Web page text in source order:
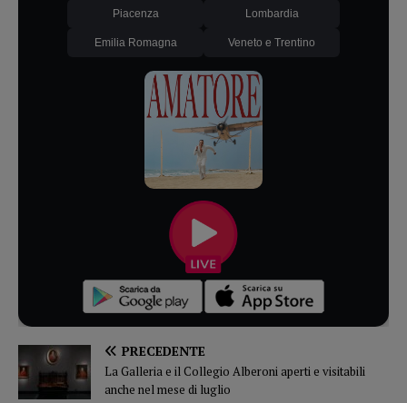
Piacenza Lombardia
Emilia Romagna Veneto e Trentino
PRECEDENTE
La Galleria e il Collegio Alberoni aperti e visitabili
anche nel mese di luglio